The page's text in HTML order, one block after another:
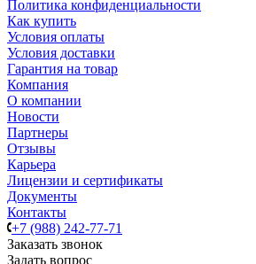
Политика конфиденциальности
Как купить
Условия оплаты
Условия доставки
Гарантия на товар
Компания
О компании
Новости
Партнеры
Отзывы
Карьера
Лицензии и сертификаты
Документы
Контакты
+7 (988) 242-77-71
Заказать звонок
Задать вопрос